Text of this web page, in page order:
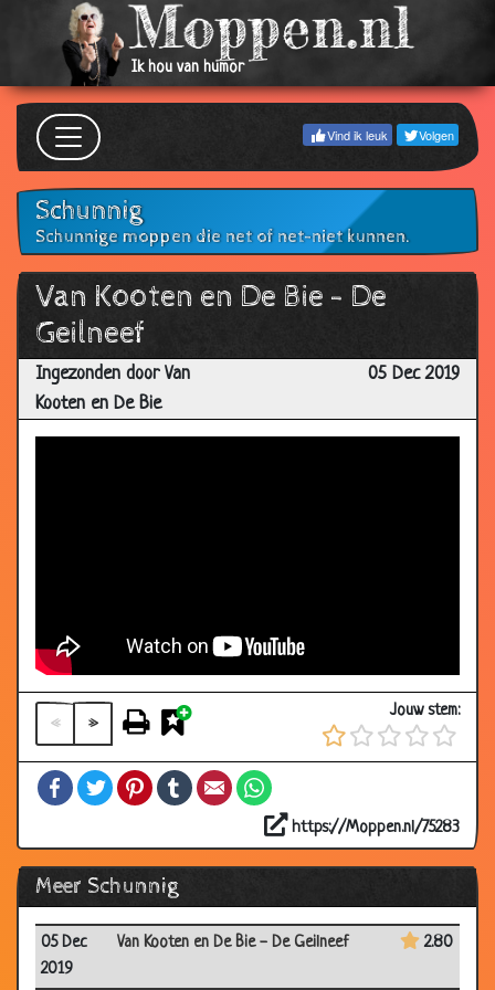
Ik hou van humor
Vind ik leuk Volgen
Schunnig
Schunnige moppen die net of net-niet kunnen.
Van Kooten en De Bie - De
Geilneef
Ingezonden door Van
Kooten en De Bie
05 Dec 2019
« »
Jouw stem:
FacebookTwitterPinterestTumblrEmail
https://Moppen.nl/75283
Meer Schunnig
05 Dec
2019
Van Kooten en De Bie - De Geilneef 2.80